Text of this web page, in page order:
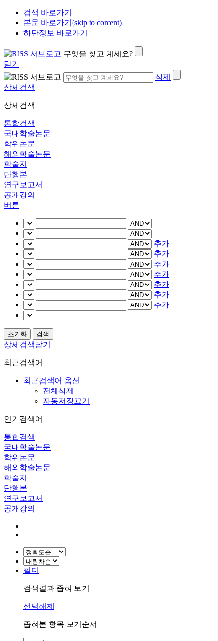
검색 바로가기
본문 바로가기(skip to content)
하단정보 바로가기
무엇을 찾고 계세요?
닫기
삭제
상세검색
상세검색
통합검색
국내학술논문
학위논문
해외학술논문
학술지
단행본
연구보고서
공개강의
버튼
추가
추가
추가
추가
추가
추가
추가
상세검색닫기
최근검색어
최근검색어 옵션
전체삭제
자동저장끄기
인기검색어
통합검색
국내학술논문
학위논문
해외학술논문
학술지
단행본
연구보고서
공개강의
필터
검색결과 좁혀 보기
선택해제
좁혀본 항목 보기순서